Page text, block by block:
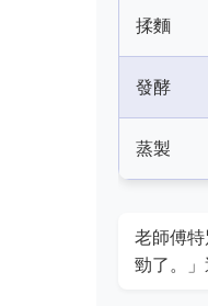
揉麵
發酵
蒸製
老師傅
勁了。